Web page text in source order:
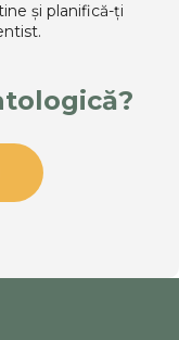
și planifică-ți